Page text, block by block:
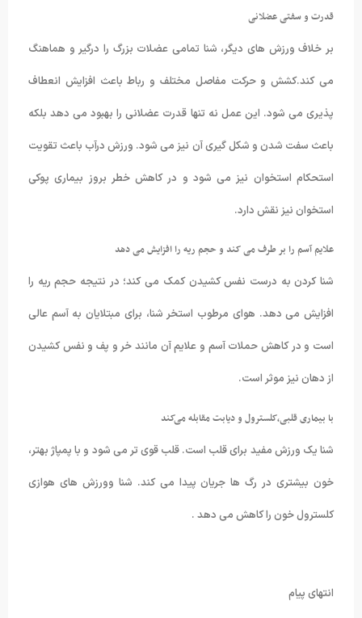
قدرت و سفتی عضلانی
بر خلاف ورزش های دیگر، شنا تمامی عضلات بزرگ را درگیر و هماهنگ
می کند.کشش و حرکت مفاصل مختلف و رباط باعث افزایش انعطاف
پذیری می شود. این عمل نه تنها قدرت عضلانی را بهبود می دهد بلکه
باعث سفت شدن و شکل گیری آن نیز می شود. ورزش درآب باعث تقویت
استحکام استخوان نیز می شود و در کاهش خطر بروز بیماری پوکی
استخوان نیز نقش دارد.
علایم آسم را بر طرف می کند و حجم ریه را افزایش می دهد
شنا کردن به درست نفس کشیدن کمک می کند؛ در نتیجه حجم ریه را
افزایش می دهد. هوای مرطوب استخر شنا، برای مبتلایان به آسم عالی
است و در کاهش حملات آسم و علایم آن مانند خر و پف و نفس کشیدن
از دهان نیز موثر است.
با بیماری قلبی،کلسترول و دیابت مقابله می‌کند
شنا یک ورزش مفید برای قلب است. قلب قوی تر می شود و با پمپاژ بهتر،
خون بیشتری در رگ ها جریان پیدا می کند. شنا وورزش های هوازی
کلسترول خون را کاهش می دهد .
انتهای پیام